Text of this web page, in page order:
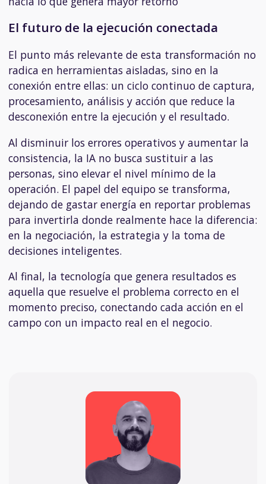
El futuro de la ejecución conectada
El punto más relevante de esta transformación no
radica en herramientas aisladas, sino en la
conexión entre ellas: un ciclo continuo de captura,
procesamiento, análisis y acción que reduce la
desconexión entre la ejecución y el resultado.
Al disminuir los errores operativos y aumentar la
consistencia, la IA no busca sustituir a las
personas, sino elevar el nivel mínimo de la
operación. El papel del equipo se transforma,
dejando de gastar energía en reportar problemas
para invertirla donde realmente hace la diferencia:
en la negociación, la estrategia y la toma de
decisiones inteligentes.
Al final, la tecnología que genera resultados es
aquella que resuelve el problema correcto en el
momento preciso, conectando cada acción en el
campo con un impacto real en el negocio.